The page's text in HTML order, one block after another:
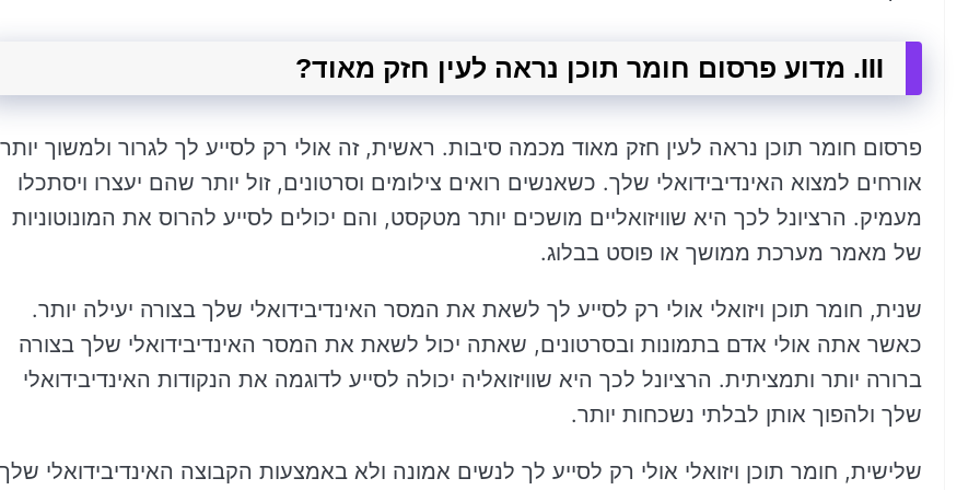
III. מדוע פרסום חומר תוכן נראה לעין חזק מאוד?
פרסום חומר תוכן נראה לעין חזק מאוד מכמה סיבות. ראשית, זה אולי רק לסייע לך לגרור ולמשוך יותר
אורחים למצוא האינדיבידואלי שלך. כשאנשים רואים צילומים וסרטונים, זול יותר שהם יעצרו ויסתכלו
מעמיק. הרציונל לכך היא שוויזואליים מושכים יותר מטקסט, והם יכולים לסייע להרוס את המונוטוניות
של מאמר מערכת ממושך או פוסט בבלוג.
שנית, חומר תוכן ויזואלי אולי רק לסייע לך לשאת את המסר האינדיבידואלי שלך בצורה יעילה יותר.
כאשר אתה אולי אדם בתמונות ובסרטונים, שאתה יכול לשאת את המסר האינדיבידואלי שלך בצורה
ברורה יותר ותמציתית. הרציונל לכך היא שוויזואליה יכולה לסייע לדוגמה את הנקודות האינדיבידואלי
שלך ולהפוך אותן לבלתי נשכחות יותר.
שלישית, חומר תוכן ויזואלי אולי רק לסייע לך לנשים אמונה ולא באמצעות הקבוצה האינדיבידואלי